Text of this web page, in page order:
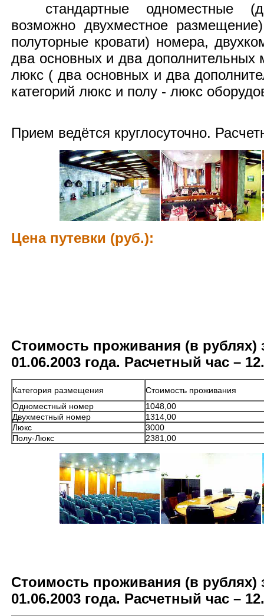
стандартные одноместные
возможно двухместное
полуторные кровати) номера,
два основных и два дополнительных
люкс ( два основных и два
категорий люкс и полу - люкс
Прием ведётся круглосуточно.
Цена путевки (руб.):
Стоимость проживания (в рублях)
01.06.2003 года. Расчетный час –
Категория размещения
Стоимость проживания
Одноместный номер
1048,00
Двухместный номер
1314,00
Люкс
3000
Полу-Люкс
2381,00
Стоимость проживания (в рублях)
01.06.2003 года. Расчетный час –